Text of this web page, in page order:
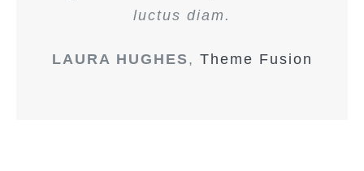
luctus diam.
LAURA HUGHES, Theme Fusion